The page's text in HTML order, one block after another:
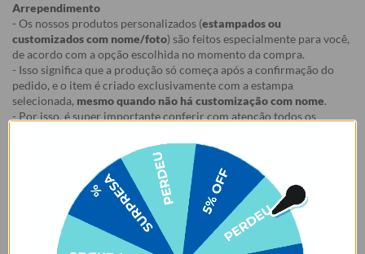
Arrependimento
- Os nossos produtos personalizados (estampados ou
customizados com nome/foto) são feitos especialmente para você,
de acordo com a opção escolhida no momento da compra.
- Isso significa que a produção só começa após a confirmação do
pedido, e o item é criado exclusivamente com a estampa
selecionada, mesmo quando não há customização com nome.
- Por isso, é super importante conferir com atenção todos os
- Após o início da produção, não é possível realizar
cancelamentos ou alterações, pois o produto não pode retornar
- Descascamento: 6 meses;